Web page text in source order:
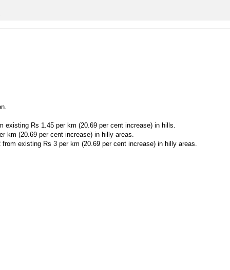
Rs 1.45 per km (20.69 per cent increase) in hills.
km (20.69 per cent increase) in hilly areas.
existing Rs 3 per km (20.69 per cent increase) in hilly areas.